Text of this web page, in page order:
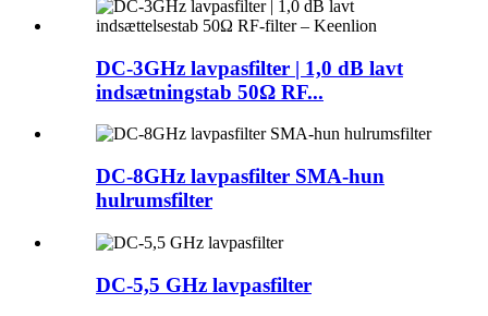
DC-3GHz lavpasfilter | 1,0 dB lavt
indsætningstab 50Ω RF...
DC-8GHz lavpasfilter SMA-hun
hulrumsfilter
DC-5,5 GHz lavpasfilter